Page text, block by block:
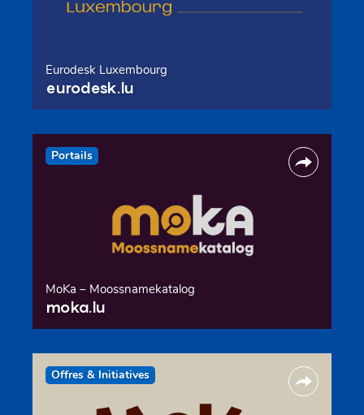
Eurodesk Luxembourg
eurodesk.lu
Portails
MoKa – Moossnamekatalog
moka.lu
Offres & Initiatives